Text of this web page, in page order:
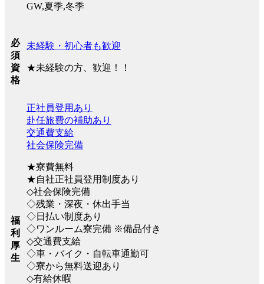
GW,夏季,冬季
必
須
資
格
未経験・初心者も歓迎
★未経験の方、歓迎！！
福
利
厚
生
正社員登用あり
赴任旅費の補助あり
交通費支給
社会保険完備
★寮費無料
★自社正社員登用制度あり
◇社会保険完備
◇残業・深夜・休出手当
◇日払い制度あり
◇ワンルーム寮完備 ※備品付き
◇交通費支給
◇車・バイク・自転車通勤可
◇寮から無料送迎あり
◇有給休暇